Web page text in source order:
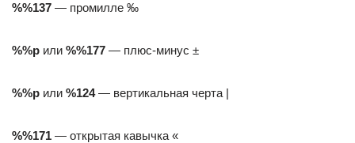
%%137 — промилле ‰
%%р или %%177 — плюс-минус ±
%%р или %124— вертикальная черта |
%%171 — открытая кавычка «